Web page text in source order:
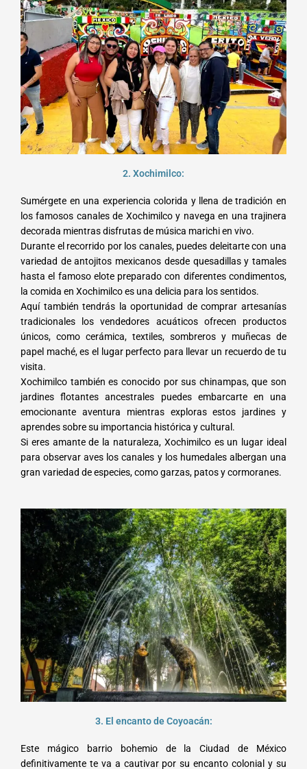
2. Xochimilco:
Sumérgete en una experiencia colorida y llena de tradición en
los famosos canales de Xochimilco y navega en una trajinera
decorada mientras disfrutas de música marichi en vivo.
Durante el recorrido por los canales, puedes deleitarte con una
variedad de antojitos mexicanos desde quesadillas y tamales
hasta el famoso elote preparado con diferentes condimentos,
la comida en Xochimilco es una delicia para los sentidos.
Aquí también tendrás la oportunidad de comprar artesanías
tradicionales los vendedores acuáticos ofrecen productos
únicos, como cerámica, textiles, sombreros y muñecas de
papel maché, es el lugar perfecto para llevar un recuerdo de tu
visita.
Xochimilco también es conocido por sus chinampas, que son
jardines flotantes ancestrales puedes embarcarte en una
emocionante aventura mientras exploras estos jardines y
aprendes sobre su importancia histórica y cultural.
Si eres amante de la naturaleza, Xochimilco es un lugar ideal
para observar aves los canales y los humedales albergan una
gran variedad de especies, como garzas, patos y cormoranes.
3. El encanto de Coyoacán:
Este mágico barrio bohemio de la Ciudad de México
definitivamente te va a cautivar por su encanto colonial y su